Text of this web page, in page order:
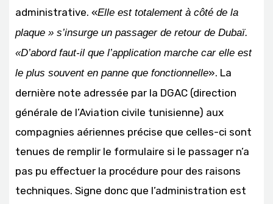
administrative. «Elle est totalement à côté de la
plaque » s’insurge un passager de retour de Dubaï.
«D’abord faut-il que l’application marche car elle est
le plus souvent en panne que fonctionnelle». La
dernière note adressée par la DGAC (direction
générale de l’Aviation civile tunisienne) aux
compagnies aériennes précise que celles-ci sont
tenues de remplir le formulaire si le passager n’a
pas pu effectuer la procédure pour des raisons
techniques. Signe donc que l’administration est